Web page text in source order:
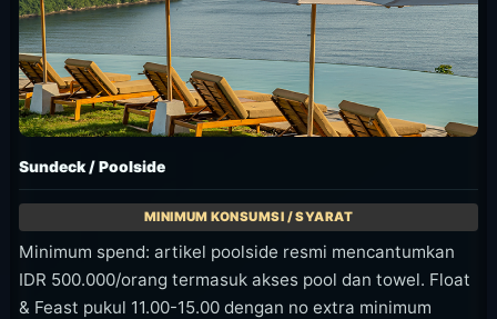
Sundeck / Poolside
Minimum spend: artikel poolside resmi mencantumkan
IDR 500.000/orang termasuk akses pool dan towel. Float
& Feast pukul 11.00-15.00 dengan no extra minimum